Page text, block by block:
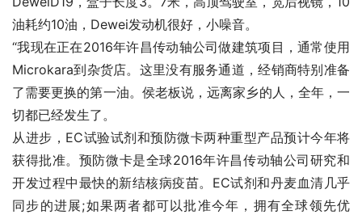
油耗约10油，Dewei发动机很好，小噪音。
“我现在正在2016年许昌传动轴公司做建筑项目，通常使用
Microkara到杂货店。这里没有服务通道，经销商特别准备
了需要更换的第一油。侯老板说，远离家乡的人，全年，一
切都已经发生了。
从进步，EC试验试剂和预防微卡两种重型产品预计今年将
获得批准。预防微卡是全球2016年许昌传动轴公司研究和
开发过程中最快的新结核病疫苗。EC试剂和丹麦血清几乎
同步的进展;如果两者都可以批准今年，拥有全球领先优